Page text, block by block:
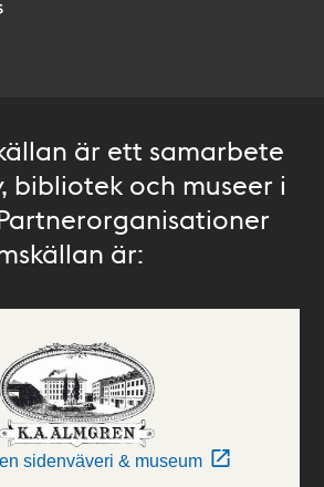
är ett samarbete
bibliotek och museer i
är:
sidenväveri & museum